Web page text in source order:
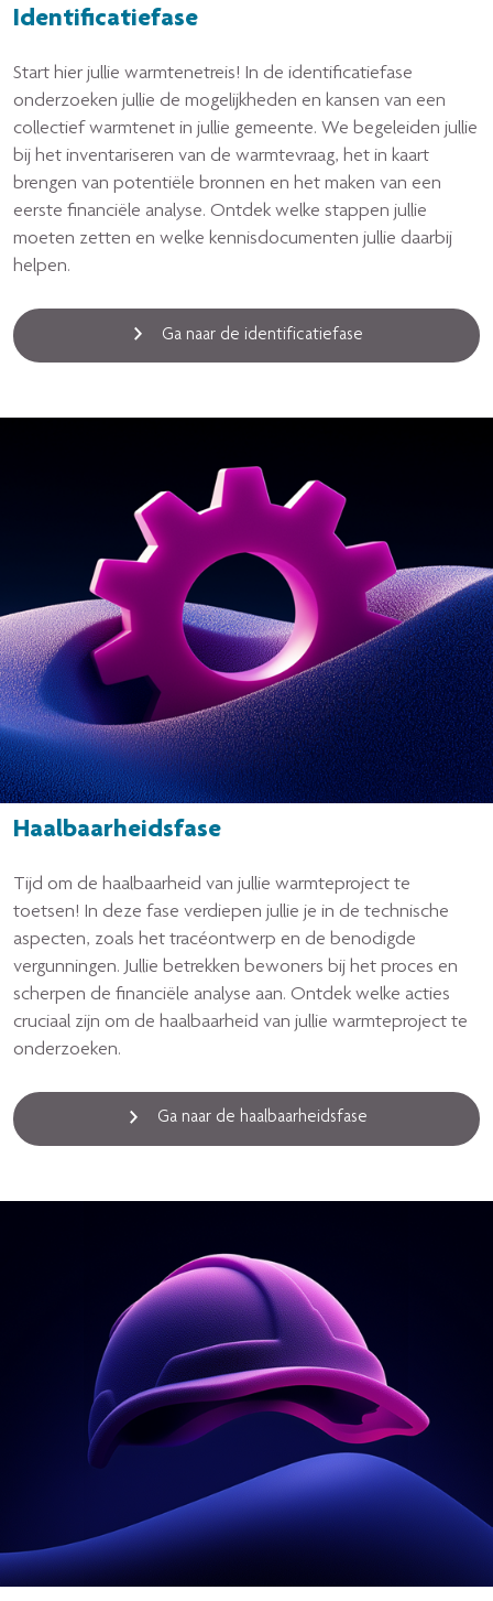
Identificatiefase
Start hier jullie warmtenetreis! In de identificatiefase
onderzoeken jullie de mogelijkheden en kansen van een
collectief warmtenet in jullie gemeente. We begeleiden jullie
bij het inventariseren van de warmtevraag, het in kaart
brengen van potentiële bronnen en het maken van een
eerste financiële analyse. Ontdek welke stappen jullie
moeten zetten en welke kennisdocumenten jullie daarbij
helpen.
Ga naar de identificatiefase
Haalbaarheidsfase
Tijd om de haalbaarheid van jullie warmteproject te
toetsen! In deze fase verdiepen jullie je in de technische
aspecten, zoals het tracéontwerp en de benodigde
vergunningen. Jullie betrekken bewoners bij het proces en
scherpen de financiële analyse aan. Ontdek welke acties
cruciaal zijn om de haalbaarheid van jullie warmteproject te
onderzoeken.
Ga naar de haalbaarheidsfase